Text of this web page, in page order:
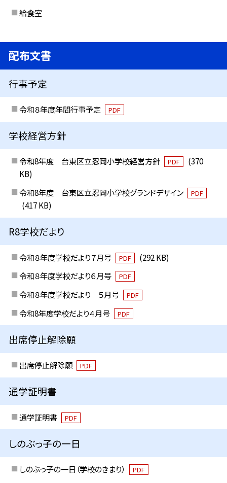
給食室
配布文書
行事予定
令和８年度年間行事予定 PDF
学校経営方針
令和8年度 台東区立忍岡小学校経営方針 PDF
(370
KB)
令和8年度 台東区立忍岡小学校グランドデザイン
PDF
(417 KB)
R8学校だより
令和８年度学校だより７月号 PDF
(292 KB)
令和８年度学校だより６月号
PDF
令和８年度学校だより ５月号 PDF
令和8年度学校だより４月号 PDF
出席停止解除願
出席停止解除願 PDF
通学証明書
通学証明書 PDF
しのぶっ子の一日
しのぶっ子の一日（学校のきまり） PDF